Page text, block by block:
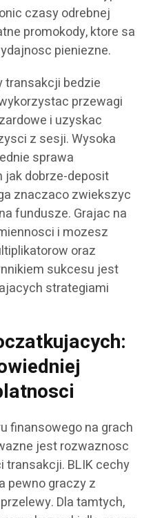
czasy odrebnej
promokody, ktore sa
pieniezne.
transakcji bedzie
przewagi
i uzyskac
z sesji. Wysoka
sprawa
jak dobrze-deposit
znaczaco zwiekszyc
fundusze. Grajac na
i mozesz
oraz
sukcesu jest
strategiami
finansowego na grach
jest rozwaznosc
transakcji. BLIK cechy
pewno graczy z
Dla tamtych,